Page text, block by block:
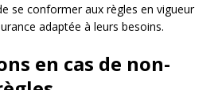
se conformer aux règles en vigueur
adaptée à leurs besoins.
en cas de non-